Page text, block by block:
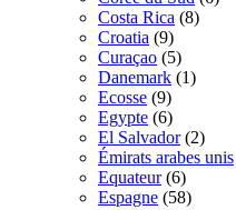
Costa Rica (8)
Croatia (9)
Curaçao (5)
Danemark (1)
Ecosse (9)
Egypte (6)
El Salvador (2)
Émirats arabes unis
Equateur (6)
Espagne (58)